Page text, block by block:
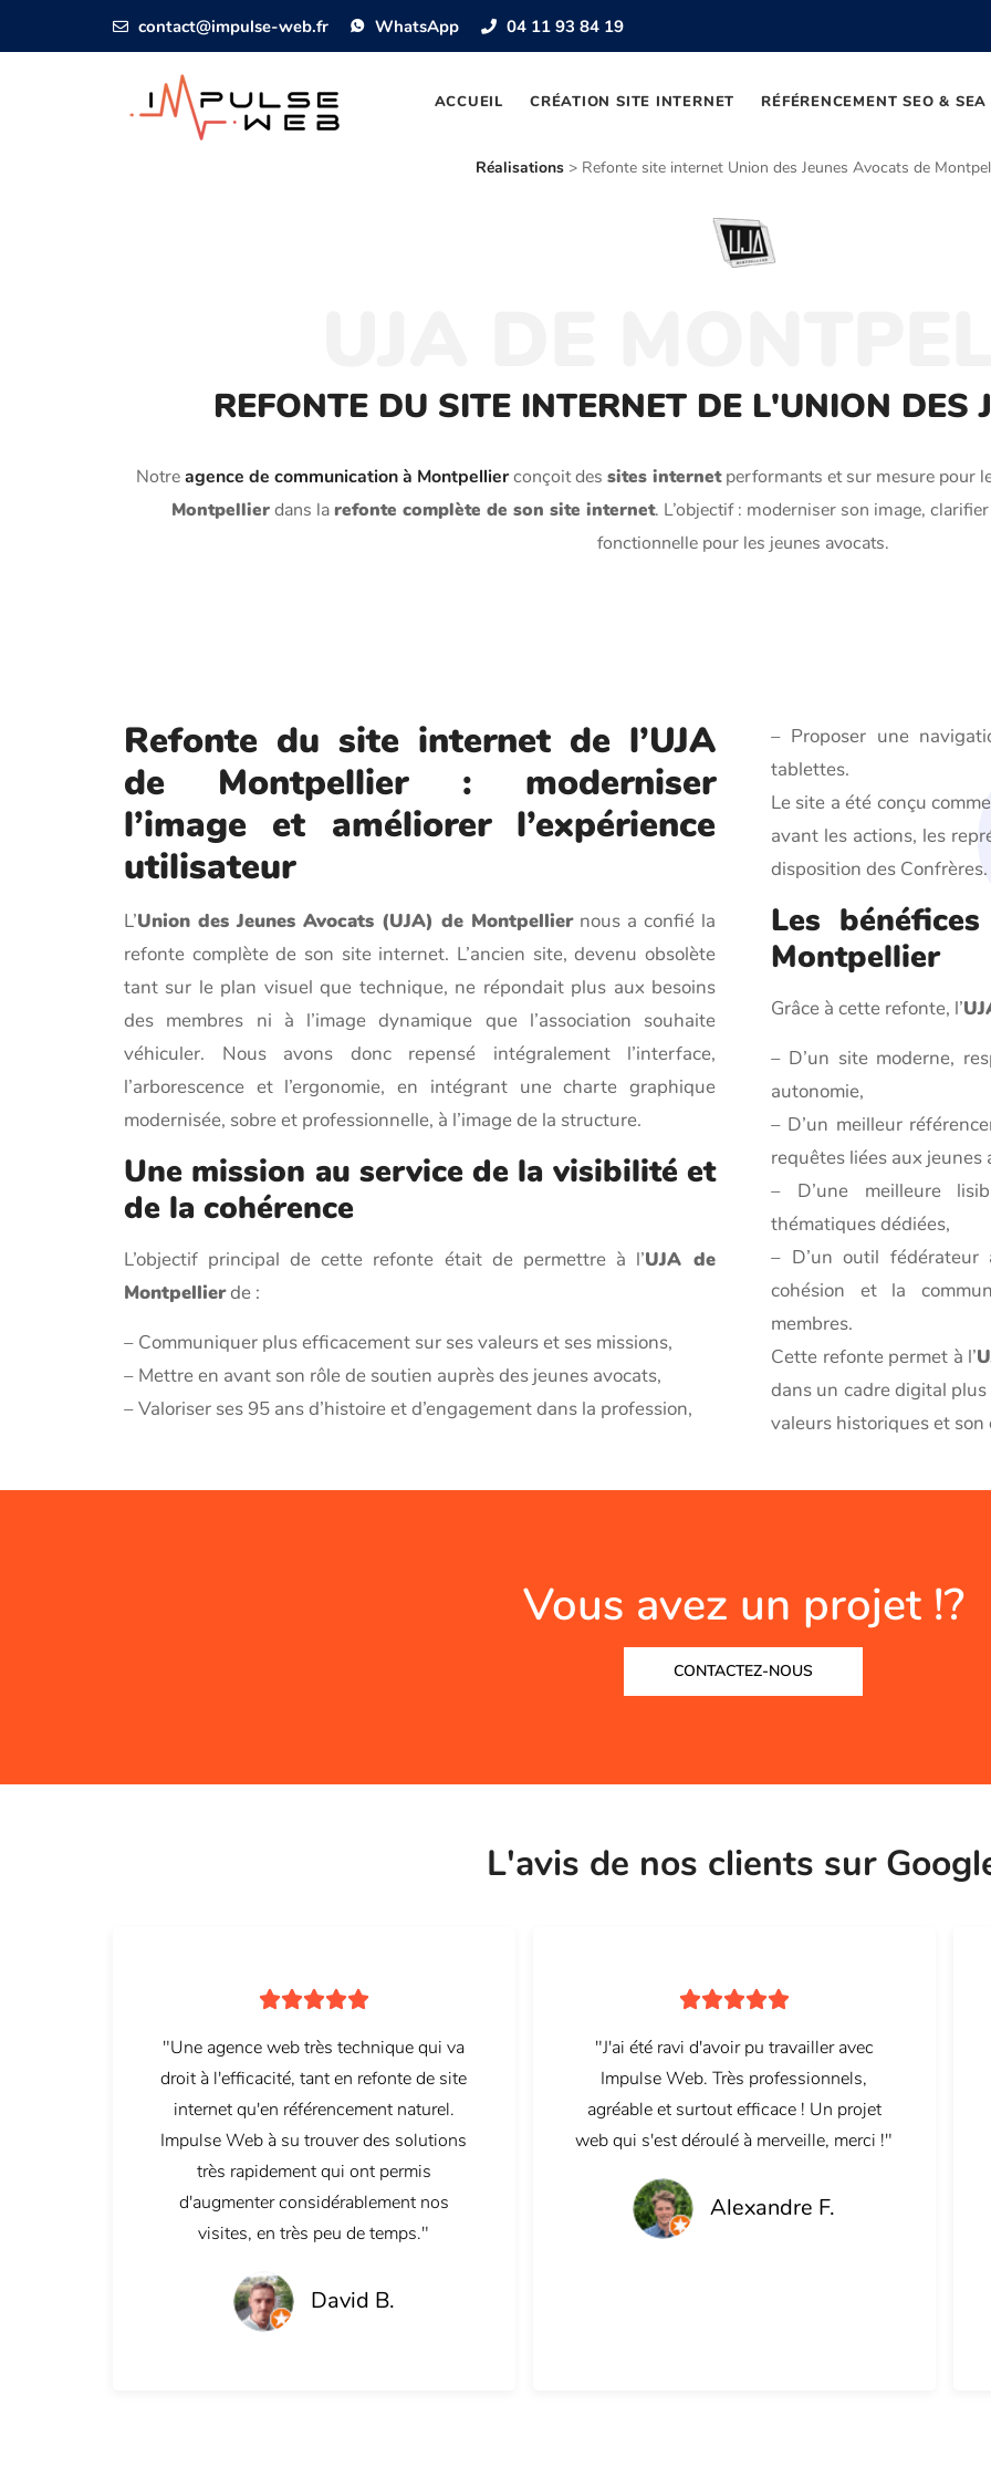
contact@impulse-web.fr WhatsApp 04 11 93 84 19
ACCUEIL CRÉATION SITE INTERNET RÉFÉRENCEMENT SEO & SEA
Réalisations > Refonte site internet Union des Jeunes Avocats de
REFONTE DU SITE INTERNET DE L'UNION DES
Notreagence de communication à Montpellierconçoit des sites internetperformants et sur mesure pour
Montpellierdans larefonte complète de son site internet. L’objectif : moderniser son image,
fonctionnelle pour les jeunes avocats.
Refonte du site internet de l’UJA
de Montpellier : moderniser
l’image et améliorer l’expérience
utilisateur
L’Union des Jeunes Avocats (UJA) de Montpelliernous a confié la
refonte complète de son site internet. L’ancien site, devenu obsolète
tant sur le plan visuel que technique, ne répondait plus aux besoins
des membres ni à l’image dynamique que l’association souhaite
véhiculer. Nous avons donc repensé intégralement l’interface,
l’arborescence et l’ergonomie, en intégrant une charte graphique
modernisée, sobre et professionnelle, à l’image de la structure.
Une mission au service de la visibilité et
de la cohérence
L’objectif principal de cette refonte était de permettre à l’UJA de
Montpellierde :
– Communiquer plus efficacement sur ses valeurs et ses missions,
– Mettre en avant son rôle de soutien auprès des jeunes avocats,
– Valoriser ses 95 ans d’histoire et d’engagement dans la profession,
– Proposer une
tablettes.
Le site a été conçu
avant les actions, les
disposition des Confrères.
Les
Montpellier
Grâce à cette refonte, l’
– D’un site moderne,
autonomie,
– D’un meilleur
requêtes liées aux jeunes
– D’une meilleure
thématiques dédiées,
– D’un outil
cohésion et la
membres.
Cette refonte permet à l’
dans un cadre digital
valeurs historiques et
Vous avez un projet !?
CONTACTEZ-NOUS
L'avis de nos clients sur

"Une agence web très technique qui va
droit à l'efficacité, tant en refonte de site
internet qu'en référencement naturel.
Impulse Web à su trouver des solutions
très rapidement qui ont permis
d'augmenter considérablement nos
visites, en très peu de temps."
David B.

"J'ai été ravi d'avoir pu travailler avec
Impulse Web. Très professionnels,
agréable et surtout efficace ! Un projet
web qui s'est déroulé à merveille, merci !"
Alexandre F.